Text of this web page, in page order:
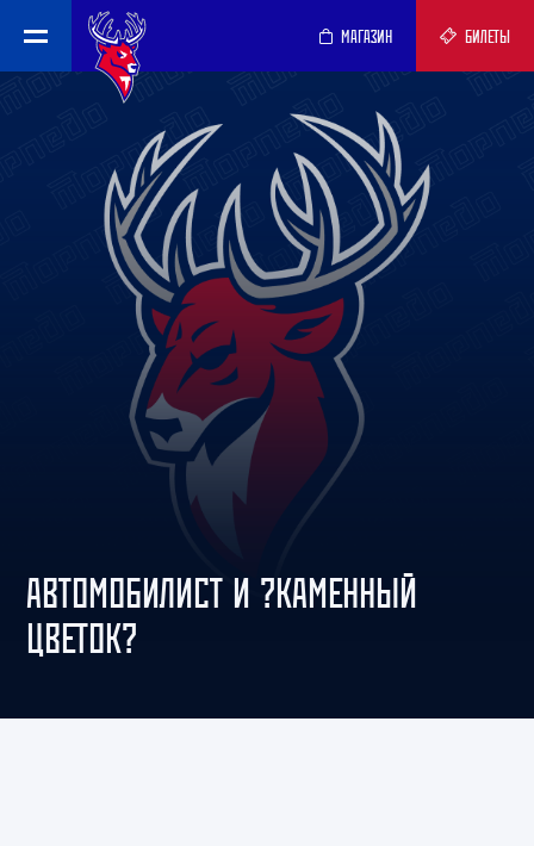
МАГАЗИН БИЛЕТЫ
АВТОМОБИЛИСТ И ?КАМЕННЫЙ
ЦВЕТОК?